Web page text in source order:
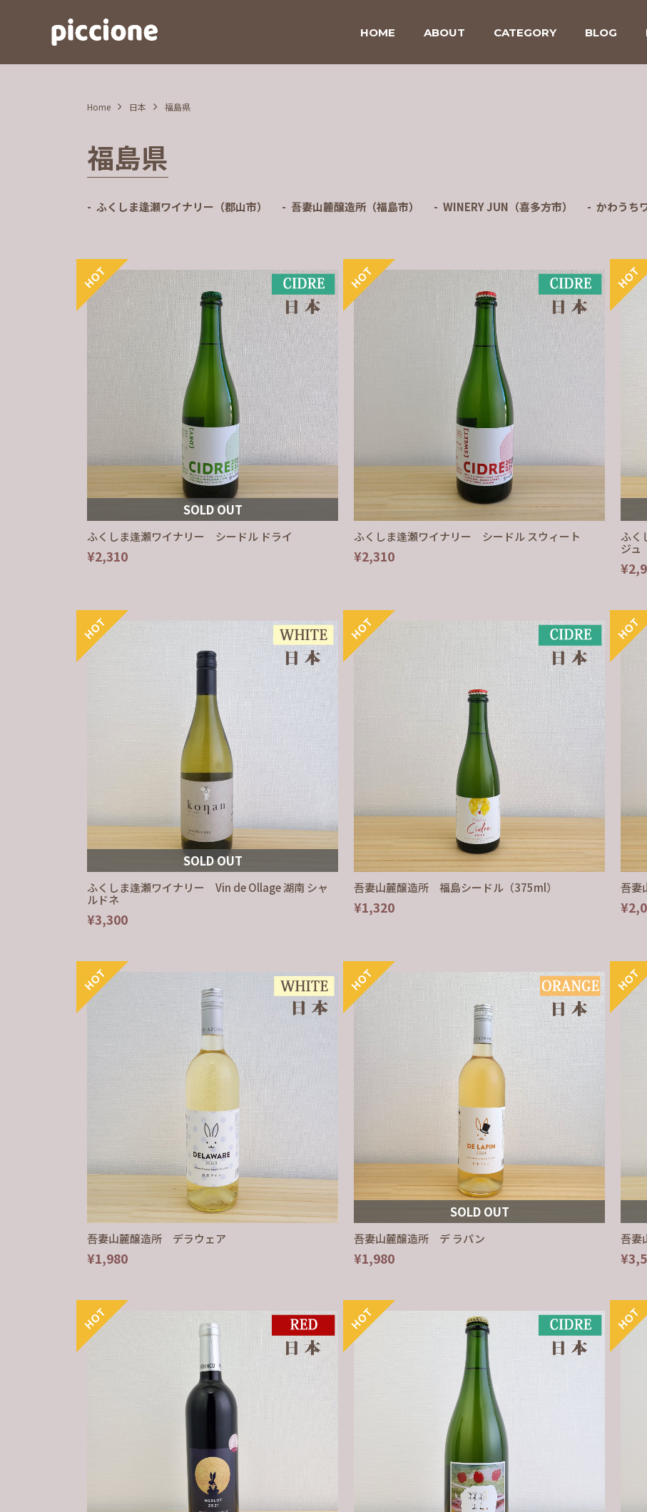
HOME ABOUT CATEGORY BLOG
Home 日本 福島県
福島県
ふくしま逢瀬ワイナリー（郡山市） 吾妻山麓醸造所（福島市） WINERY JUN（喜多方市） かわうち
SOLD OUT
ふくしま逢瀬ワイナリー シードル ドライ
¥2,310
ふくしま逢瀬ワイナリー シードル スウィート
¥2,310
ふく
ジュ
SOLD OUT
ふくしま逢瀬ワイナリー Vin de Ollage 湖南 シャ
ルドネ
¥3,300
吾妻山麓醸造所 福島シードル（375ml）
¥1,320
吾妻
吾妻山麓醸造所 デラウェア
¥1,980
SOLD OUT
吾妻山麓醸造所 デ ラパン
¥1,980
吾妻